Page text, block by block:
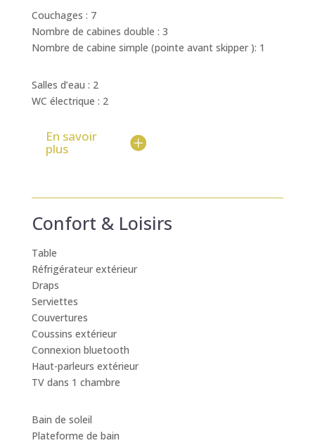
Couchages : 7
Nombre de cabines double : 3
Nombre de cabine simple (pointe avant skipper ): 1
Salles d’eau : 2
WC électrique : 2
En savoir
plus
Confort & Loisirs
Table
Réfrigérateur extérieur
Draps
Serviettes
Couvertures
Coussins extérieur
Connexion bluetooth
Haut-parleurs extérieur
TV dans 1 chambre
Bain de soleil
Plateforme de bain